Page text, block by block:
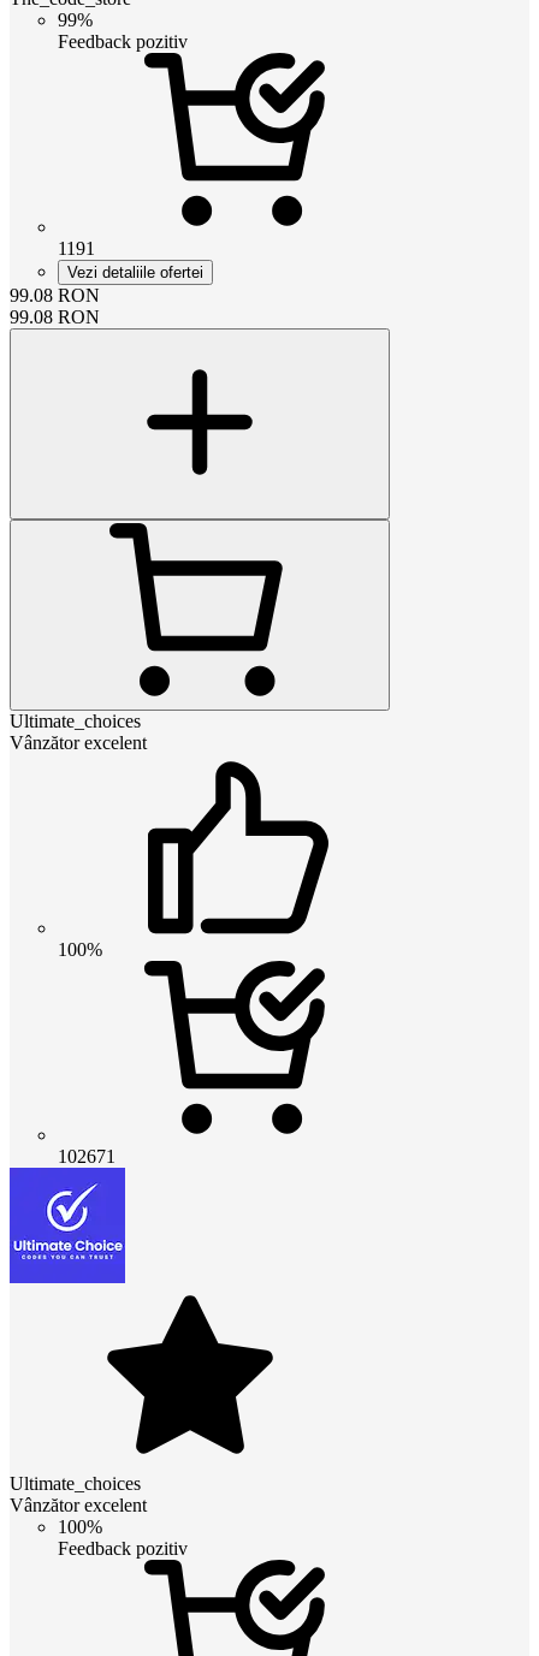
99%
Feedback pozitiv
1191
Vezi detaliile ofertei
99.08 RON
99.08 RON
Ultimate_choices
Vânzător excelent
100%
102671
Ultimate_choices
Vânzător excelent
100%
Feedback pozitiv